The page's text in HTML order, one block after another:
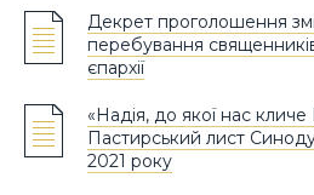
Декрет проголошення
перебування
єпархії
«Надія, до якої нас
Пастирський лист
2021 року